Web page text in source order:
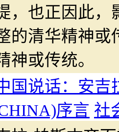
，也正因此
的清华精神
神或传统。
国说话：安吉
序言 社